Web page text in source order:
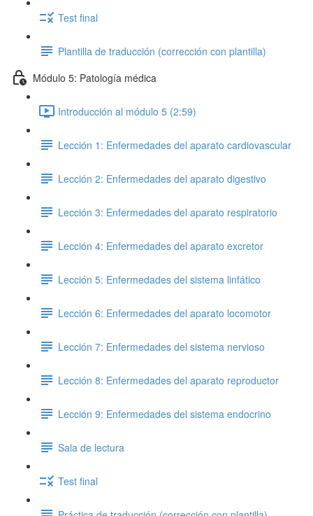
Test final
Plantilla de traducción (corrección con plantilla)
Módulo 5: Patología médica
Introducción al módulo 5 (2:59)
Lección 1: Enfermedades del aparato cardiovascular
Lección 2: Enfermedades del aparato digestivo
Lección 3: Enfermedades del aparato respiratorio
Lección 4: Enfermedades del aparato excretor
Lección 5: Enfermedades del sistema linfático
Lección 6: Enfermedades del aparato locomotor
Lección 7: Enfermedades del sistema nervioso
Lección 8: Enfermedades del aparato reproductor
Lección 9: Enfermedades del sistema endocrino
Sala de lectura
Test final